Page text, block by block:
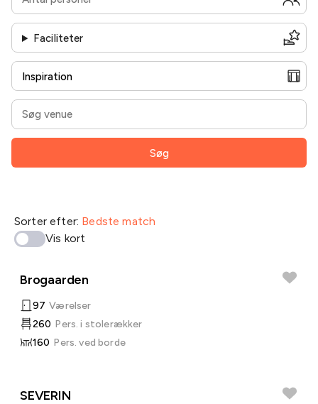
Faciliteter
Søg
Sorter efter: Bedste match
Vis kort
Brogaarden
97 Værelser
260 Pers. i stolerækker
160 Pers. ved borde
SEVERIN